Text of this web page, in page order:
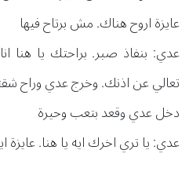
عايزة اروح هناك. مش برتاح فيها
عدي: بنفاذ صبر. براحتك يا هنا
تعالي عن اذنك. وخرج عدي وراح
دخل عدي وقعد بتعب وحيرة
عدي: يا تري اخرك ايه يا هنا.